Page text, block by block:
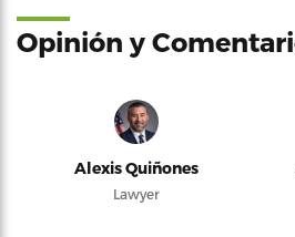
Opinión y
Alexis Quiñones
Lawyer